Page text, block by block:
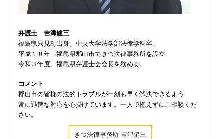
弁護士 吉津健三
福島県只見町出身。中央大学法学部法律学科卒。
平成１８年、福島県郡山市できつ法律事務所を設立。
令和３年度、福島県弁護士会会長を務める。
コメント
郡山市の皆様の法的トラブルが一刻も早く解決できるよう
常に迅速な対応を心掛けています。一人で抱えずにご相談くだ
さい。
きつ法律事務所 吉津健三